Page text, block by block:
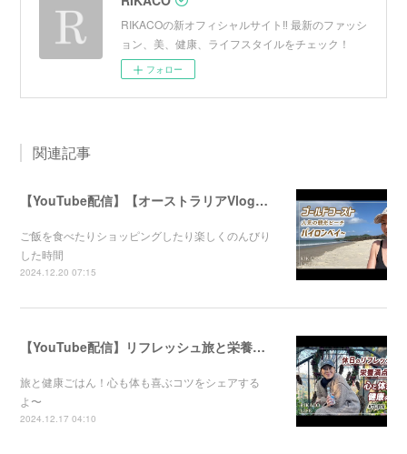
RIKACOの新オフィシャルサイト‼︎ 最新のファッシ
ョン、美、健康、ライフスタイルをチェック！
フォロー
関連記事
【YouTube配信】【オーストラリアVlog】オシャレで人気のバイロンベイ〜
ご飯を食べたりショッピングしたり楽しくのんびり
した時間
2024.12.20 07:15
【YouTube配信】リフレッシュ旅と栄養満点ごはん！心と体が喜ぶ健康のコツ
旅と健康ごはん！心も体も喜ぶコツをシェアする
よ〜
2024.12.17 04:10